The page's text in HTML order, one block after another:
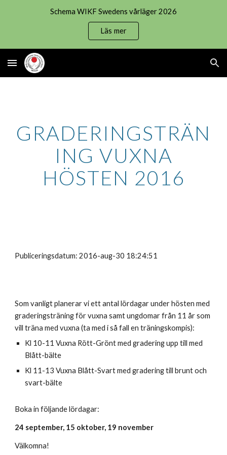
Schema WIKF Swedens vårläger 2026
Läs mer
GRADERINGSTRÄN
ING VUXNA
HÖSTEN 2016
Publiceringsdatum: 2016-aug-30 18:24:51
Som vanligt planerar vi ett antal lördagar under hösten med
graderingsträning för vuxna samt ungdomar från 11 år som
vill träna med vuxna (ta med i så fall en träningskompis):
Kl 10-11 Vuxna Rött-Grönt med gradering upp till med
Blått-bälte
Kl 11-13 Vuxna Blått-Svart med gradering till brunt och
svart-bälte
Boka in följande lördagar:
24 september, 15 oktober, 19 november
Välkomna!